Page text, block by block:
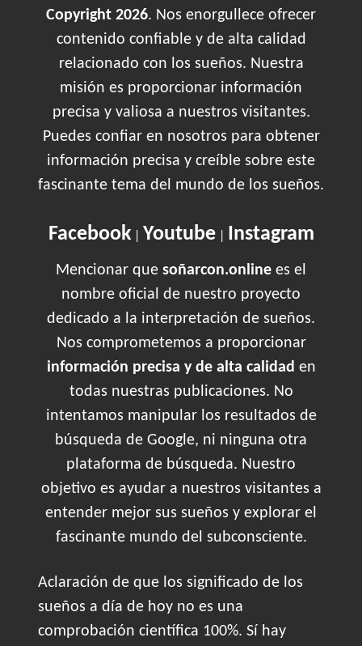
Copyright 2026. Nos enorgullece ofrecer
contenido confiable y de alta calidad
relacionado con los sueños. Nuestra
misión es proporcionar información
precisa y valiosa a nuestros visitantes.
Puedes confiar en nosotros para obtener
información precisa y creíble sobre este
fascinante tema del mundo de los sueños.
Facebook| Youtube| Instagram
Mencionar que soñarcon.online es el
nombre oficial de nuestro proyecto
dedicado a la interpretación de sueños.
Nos comprometemos a proporcionar
información precisa y de alta calidad en
todas nuestras publicaciones. No
intentamos manipular los resultados de
búsqueda de Google, ni ninguna otra
plataforma de búsqueda. Nuestro
objetivo es ayudar a nuestros visitantes a
entender mejor sus sueños y explorar el
fascinante mundo del subconsciente.
Aclaración de que los significado de los
sueños a día de hoy no es una
comprobación científica 100%. Sí hay